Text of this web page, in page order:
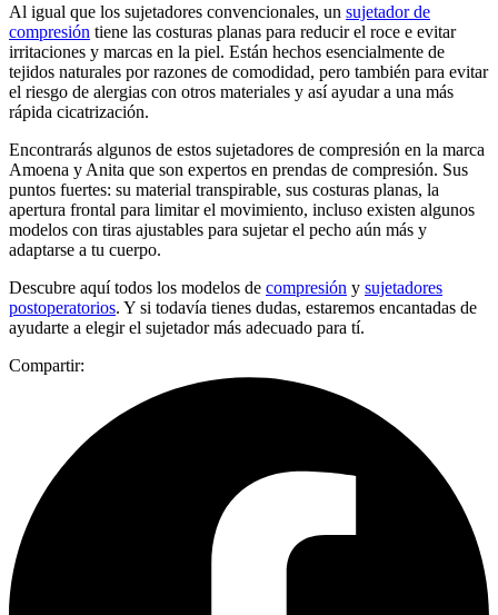
Al igual que los sujetadores convencionales, un sujetador de
compresión tiene las costuras planas para reducir el roce e evitar
irritaciones y marcas en la piel. Están hechos esencialmente de
tejidos naturales por razones de comodidad, pero también para evitar
el riesgo de alergias con otros materiales y así ayudar a una más
rápida cicatrización.
Encontrarás algunos de estos sujetadores de compresión en la marca
Amoena y Anita que son expertos en prendas de compresión. Sus
puntos fuertes: su material transpirable, sus costuras planas, la
apertura frontal para limitar el movimiento, incluso existen algunos
modelos con tiras ajustables para sujetar el pecho aún más y
adaptarse a tu cuerpo.
Descubre aquí todos los modelos de compresión y sujetadores
postoperatorios. Y si todavía tienes dudas, estaremos encantadas de
ayudarte a elegir el sujetador más adecuado para tí.
Compartir: